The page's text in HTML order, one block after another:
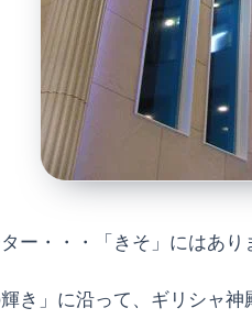
ー・・・「きそ」にはあり
き」に沿って、ギリシャ